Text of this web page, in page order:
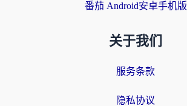
番茄 Android安卓手机版
关于我们
服务条款
隐私协议